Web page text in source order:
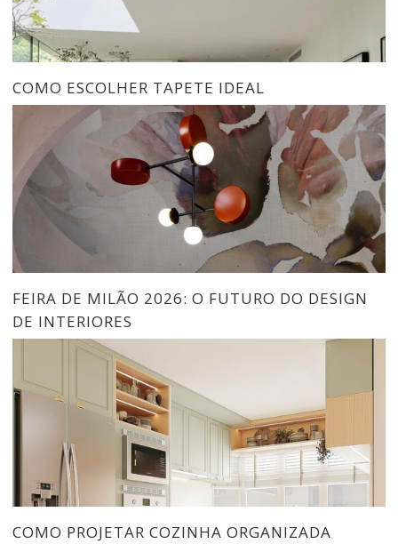
COMO ESCOLHER TAPETE IDEAL
FEIRA DE MILÃO 2026: O FUTURO DO DESIGN
DE INTERIORES
COMO PROJETAR COZINHA ORGANIZADA